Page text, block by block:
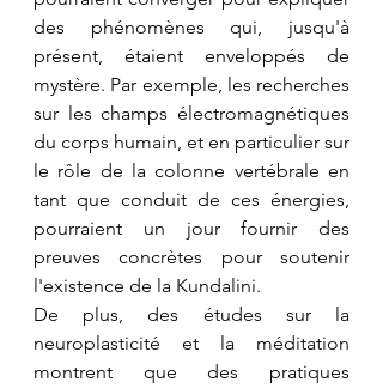
des phénomènes qui, jusqu'à
présent, étaient enveloppés de
mystère. Par exemple, les recherches
sur les champs électromagnétiques
du corps humain, et en particulier sur
le rôle de la colonne vertébrale en
tant que conduit de ces énergies,
pourraient un jour fournir des
preuves concrètes pour soutenir
l'existence de la Kundalini.
De plus, des études sur la
neuroplasticité et la méditation
montrent que des pratiques